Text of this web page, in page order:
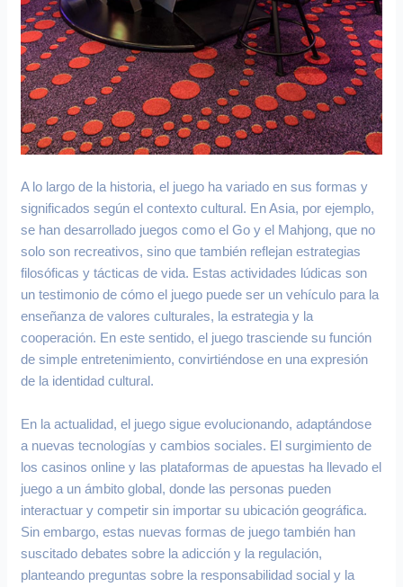
A lo largo de la historia, el juego ha variado en sus formas y
significados según el contexto cultural. En Asia, por ejemplo,
se han desarrollado juegos como el Go y el Mahjong, que no
solo son recreativos, sino que también reflejan estrategias
filosóficas y tácticas de vida. Estas actividades lúdicas son
un testimonio de cómo el juego puede ser un vehículo para la
enseñanza de valores culturales, la estrategia y la
cooperación. En este sentido, el juego trasciende su función
de simple entretenimiento, convirtiéndose en una expresión
de la identidad cultural.
En la actualidad, el juego sigue evolucionando, adaptándose
a nuevas tecnologías y cambios sociales. El surgimiento de
los casinos online y las plataformas de apuestas ha llevado el
juego a un ámbito global, donde las personas pueden
interactuar y competir sin importar su ubicación geográfica.
Sin embargo, estas nuevas formas de juego también han
suscitado debates sobre la adicción y la regulación,
planteando preguntas sobre la responsabilidad social y la